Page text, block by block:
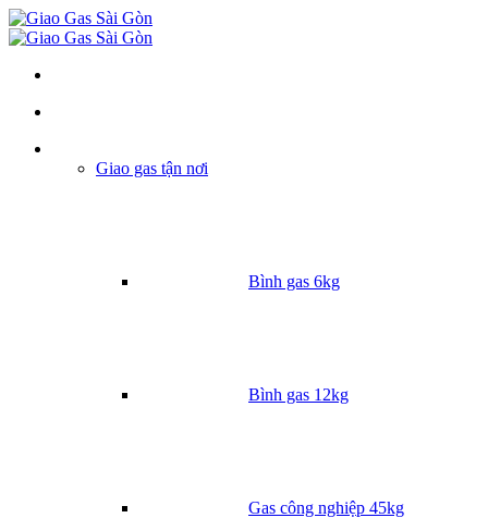
Giao gas tận nơi
Bình gas 6kg
Bình gas 12kg
Gas công nghiệp 45kg